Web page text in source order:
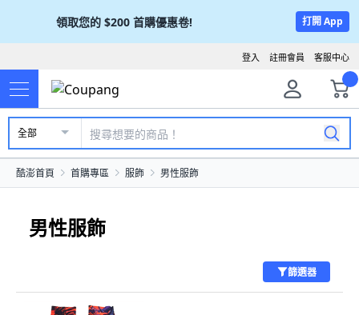
領取您的 $200 首購優惠卷! 打開 App
客服中心
註冊會員
登入
全部
酷澎首頁 首購專區 服飾 男性服飾
男性服飾
篩選器